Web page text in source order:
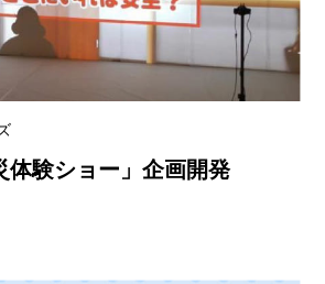
体験ショー」企画開発